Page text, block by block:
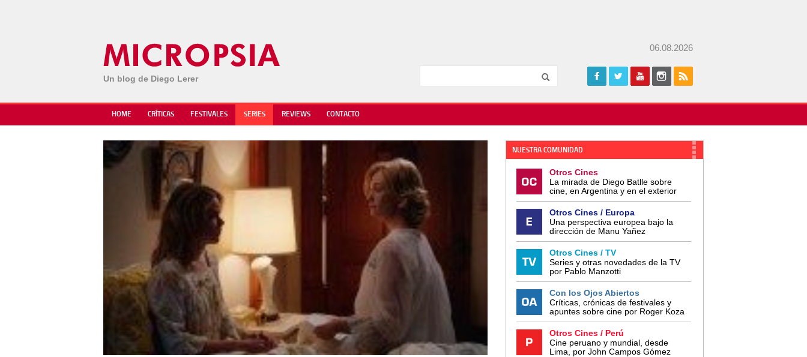
Un blog de Diego Lerer
06.08.2026
HOME CRÍTICAS FESTIVALES SERIES REVIEWS CONTACTO
NUESTRA COMUNIDAD
Otros Cines
La mirada de Diego Batlle sobre
cine, en Argentina y en el exterior
Otros Cines / Europa
Una perspectiva europea bajo la
dirección de Manu Yañez
Otros Cines / TV
Series y otras novedades de la TV
por Pablo Manzotti
Con los Ojos Abiertos
Críticas, crónicas de festivales y
apuntes sobre cine por Roger Koza
Otros Cines / Perú
Cine peruano y mundial, desde
Lima, por John Campos Gómez